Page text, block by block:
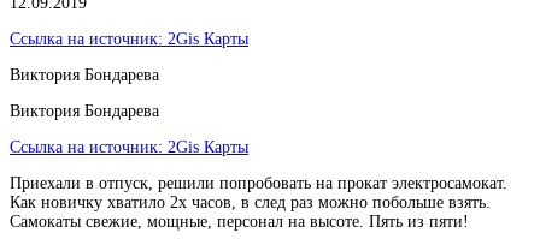
Ссылка на источник: 2Gis Карты
Виктория Бондарева
Виктория Бондарева
Ссылка на источник: 2Gis Карты
Приехали в отпуск, решили попробовать на прокат электросамокат.
Как новичку хватило 2х часов, в след раз можно побольше взять.
Самокаты свежие, мощные, персонал на высоте. Пять из пяти!